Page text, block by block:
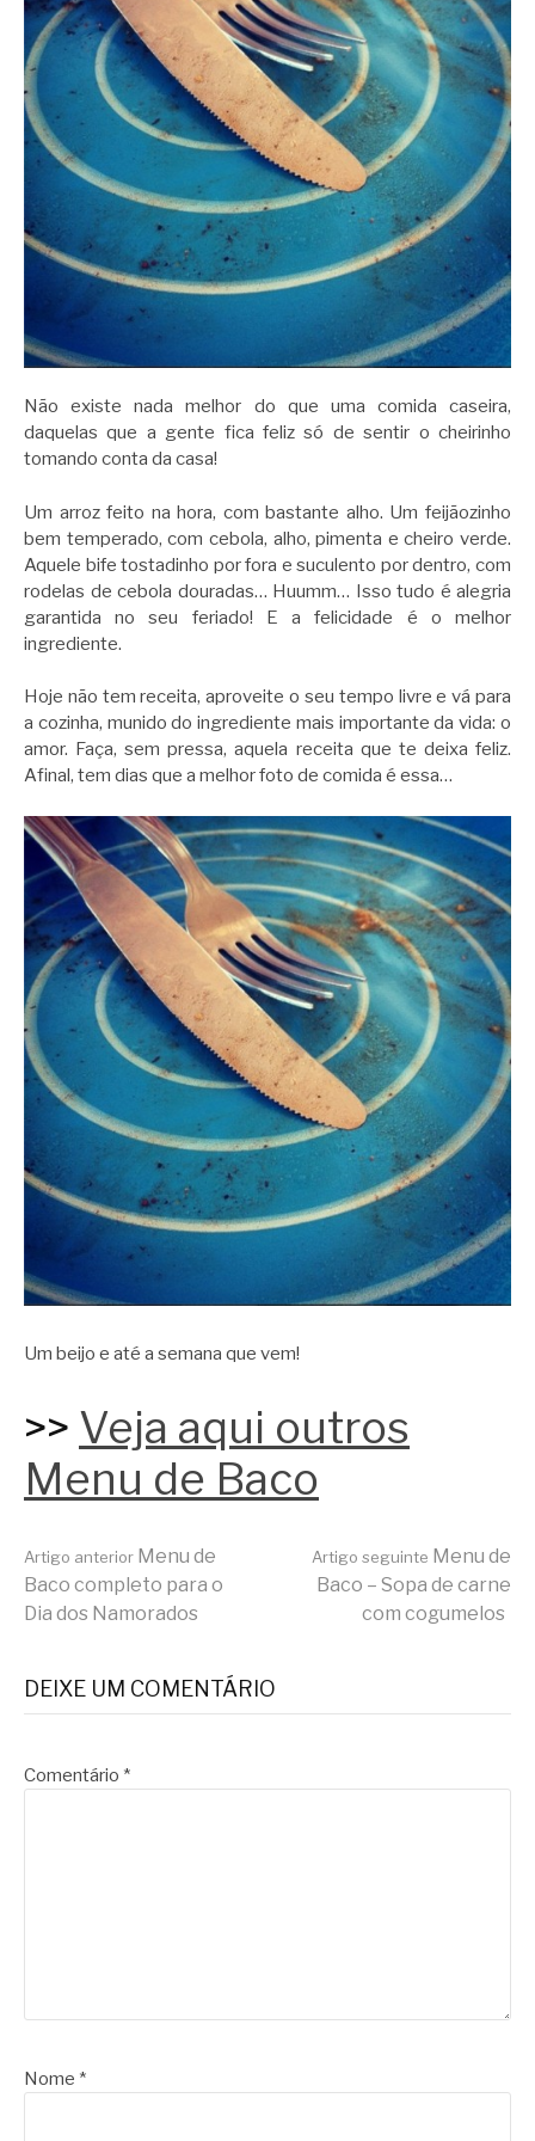
Não existe nada melhor do que uma comida caseira,
daquelas que a gente fica feliz só de sentir o cheirinho
tomando conta da casa!
Um arroz feito na hora, com bastante alho. Um feijãozinho
bem temperado, com cebola, alho, pimenta e cheiro verde.
Aquele bife tostadinho por fora e suculento por dentro, com
rodelas de cebola douradas… Huumm… Isso tudo é alegria
garantida no seu feriado! E a felicidade é o melhor
ingrediente.
Hoje não tem receita, aproveite o seu tempo livre e vá para
a cozinha, munido do ingrediente mais importante da vida: o
amor. Faça, sem pressa, aquela receita que te deixa feliz.
Afinal, tem dias que a melhor foto de comida é essa…
Um beijo e até a semana que vem!
>> Veja aqui outros
Menu de Baco
Continue
Artigo anterior Menu de
Baco completo para o
Dia dos Namorados
Artigo seguinte Menu de
Baco – Sopa de carne
com cogumelos
DEIXE UM COMENTÁRIO
Comentário *
Nome *